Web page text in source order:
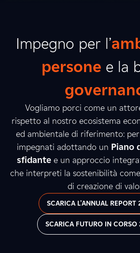
Impegno per l’
persone e la
Vogliamo porci come un
rispetto al nostro ecosistema
ed ambientale di riferimento:
impegnati adottando un Piano
sfidante e un approccio
che interpreti la sostenibilità
di creazione di
SCARICA L'ANNUAL REPORT
SCARICA FUTURO IN